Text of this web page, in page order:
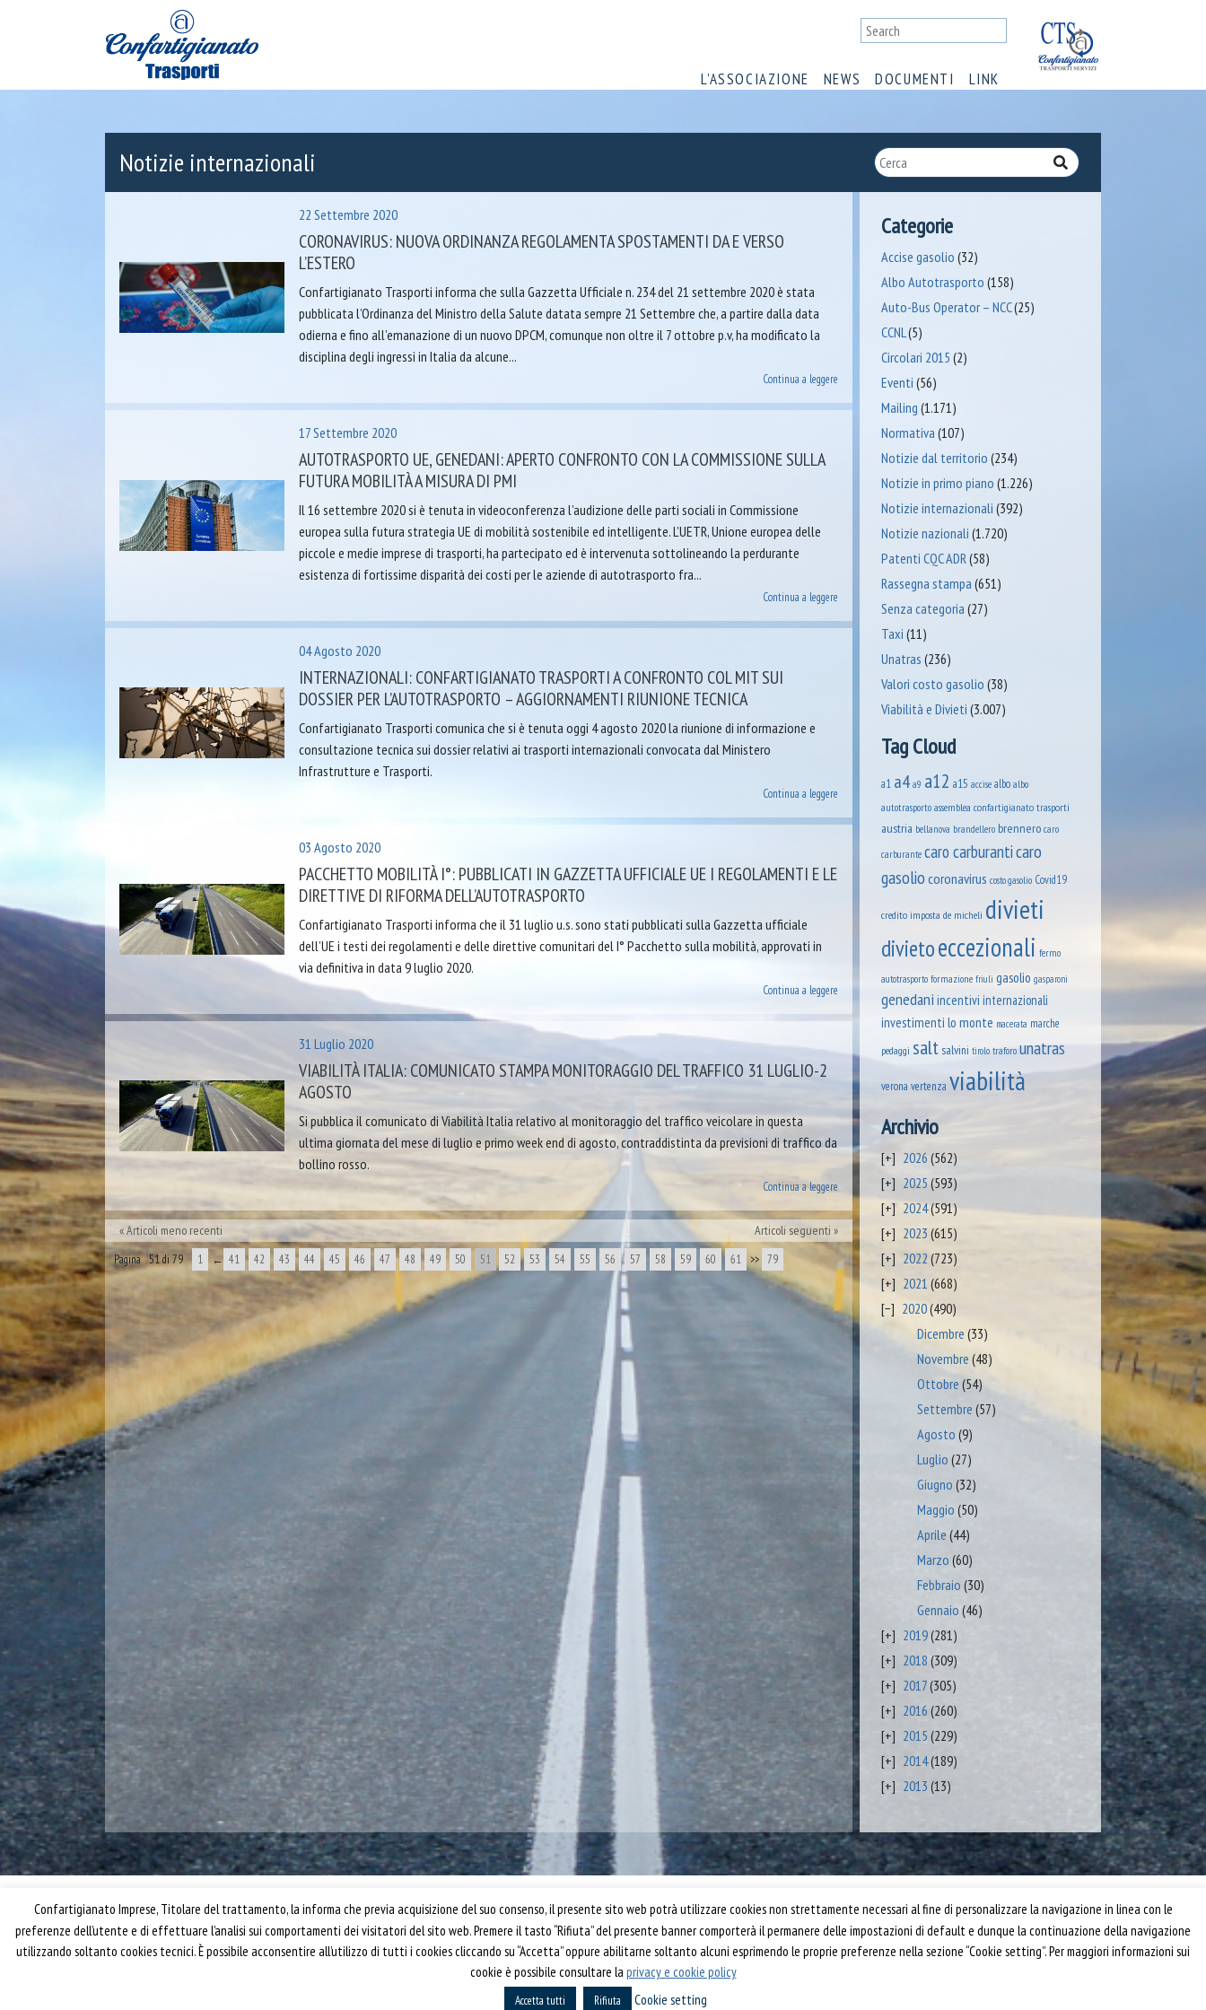
L’ASSOCIAZIONE NEWS DOCUMENTI LINK
Notizie internazionali
22 Settembre 2020
CORONAVIRUS: NUOVA ORDINANZA REGOLAMENTA SPOSTAMENTI DA E VERSO
L’ESTERO
Confartigianato Trasporti informa che sulla Gazzetta Ufficiale n. 234 del 21 settembre 2020 è stata
pubblicata l’Ordinanza del Ministro della Salute datata sempre 21 Settembre che, a partire dalla data
odierna e fino all’emanazione di un nuovo DPCM, comunque non oltre il 7 ottobre p.v, ha modificato la
disciplina degli ingressi in Italia da alcune...
Continua a leggere
17 Settembre 2020
AUTOTRASPORTO UE, GENEDANI: APERTO CONFRONTO CON LA COMMISSIONE SULLA
FUTURA MOBILITÀ A MISURA DI PMI
Il 16 settembre 2020 si è tenuta in videoconferenza l’audizione delle parti sociali in Commissione
europea sulla futura strategia UE di mobilità sostenibile ed intelligente. L’UETR, Unione europea delle
piccole e medie imprese di trasporti, ha partecipato ed è intervenuta sottolineando la perdurante
esistenza di fortissime disparità dei costi per le aziende di autotrasporto fra...
Continua a leggere
04 Agosto 2020
INTERNAZIONALI: CONFARTIGIANATO TRASPORTI A CONFRONTO COL MIT SUI
DOSSIER PER L’AUTOTRASPORTO – AGGIORNAMENTI RIUNIONE TECNICA
Confartigianato Trasporti comunica che si è tenuta oggi 4 agosto 2020 la riunione di informazione e
consultazione tecnica sui dossier relativi ai trasporti internazionali convocata dal Ministero
Infrastrutture e Trasporti.
Continua a leggere
03 Agosto 2020
PACCHETTO MOBILITÀ I°: PUBBLICATI IN GAZZETTA UFFICIALE UE I REGOLAMENTI E LE
DIRETTIVE DI RIFORMA DELL’AUTOTRASPORTO
Confartigianato Trasporti informa che il 31 luglio u.s. sono stati pubblicati sulla Gazzetta ufficiale
dell’UE i testi dei regolamenti e delle direttive comunitari del I° Pacchetto sulla mobilità, approvati in
via definitiva in data 9 luglio 2020.
Continua a leggere
31 Luglio 2020
VIABILITÀ ITALIA: COMUNICATO STAMPA MONITORAGGIO DEL TRAFFICO 31 LUGLIO-2
AGOSTO
Si pubblica il comunicato di Viabilità Italia relativo al monitoraggio del traffico veicolare in questa
ultima giornata del mese di luglio e primo week end di agosto, contraddistinta da previsioni di traffico da
bollino rosso.
Continua a leggere
Articoli meno recenti Articoli seguenti
Pagina 51 di 79 1 ← 41 42 43 44 45 46 47 48 49 50 51 52 53 54 55 56 57 58 59 60 61 >> 79
Categorie
Accise gasolio (32)
Albo Autotrasporto (158)
Auto-Bus Operator – NCC(25)
CCNL(5)
Circolari 2015 (2)
Eventi (56)
Mailing (1.171)
Normativa (107)
Notizie dal territorio (234)
Notizie in primo piano (1.226)
Notizie internazionali (392)
Notizie nazionali (1.720)
Patenti CQC ADR(58)
Rassegna stampa (651)
Senza categoria (27)
Taxi (11)
Unatras (236)
Valori costo gasolio (38)
Viabilità e Divieti (3.007)
Tag Cloud
a1 a4 a9 a12 a15 accise albo albo
autotrasporto assemblea confartigianato trasporti
austria bellanova brandellero brennero caro
carburante caro carburanticaro
gasoliocoronavirus costo gasolio Covid19
credito imposta de micheli divieti
divietoeccezionali fermo
autotrasporto formazione friuli gasolio gasparoni
genedani incentivi internazionali
investimenti lo monte macerata marche
pedaggi saltsalvini tirolo traforo unatras
verona vertenza viabilità
Archivio
2026 (562)
2025 (593)
2024(591)
2023 (615)
2022 (723)
2021 (668)
2020(490)
Dicembre (33)
Novembre (48)
Ottobre (54)
Settembre (57)
Agosto (9)
Luglio (27)
Giugno (32)
Maggio (50)
Aprile (44)
Marzo (60)
Febbraio (30)
Gennaio (46)
2019(281)
2018 (309)
2017(305)
2016 (260)
2015 (229)
2014(189)
2013 (13)
Confartigianato Trasporti
Via S. Giovanni in Laterano, 152 | 00184 Roma
T: 06 70374.275
trasporti@confartigianato.it
confartigianatotrasporti@pec.it
Privacy e Cookie Policy
Informativa
Riferimenti
Confartigianato Imprese, Titolare del trattamento, la informa che previa acquisizione del suo consenso, il presente sito web potrà utilizzare cookies non strettamente necessari al fine di personalizzare la navigazione in linea con le
preferenze dell’utente e di effettuare l’analisi sui comportamenti dei visitatori del sito web. Premere il tasto “Rifiuta” del presente banner comporterà il permanere delle impostazioni di default e dunque la continuazione della navigazione
utilizzando soltanto cookies tecnici. È possibile acconsentire all’utilizzo di tutti i cookies cliccando su “Accetta” oppure abilitarne soltanto alcuni esprimendo le proprie preferenze nella sezione “Cookie setting”. Per maggiori informazioni sui
cookie è possibile consultare la privacy e cookie policy
Accetta tutti Rifiuta Cookie setting